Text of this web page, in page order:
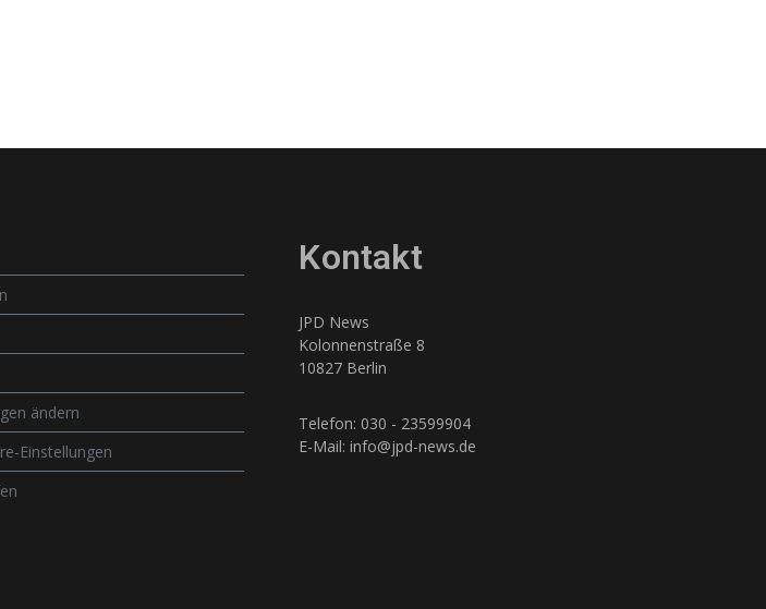
ändern
Einstellungen
Kontakt
JPD News
Kolonnenstraße 8
10827 Berlin
Telefon: 030 - 23599904
E-Mail: info@jpd-news.de